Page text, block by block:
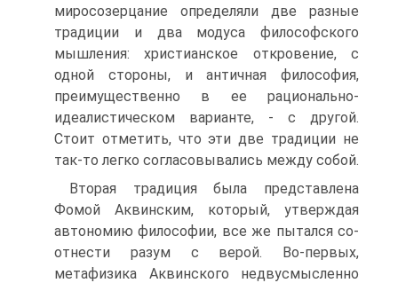
миросозерцание определяли две разные
традиции и два модуса философского
мышления: христианское откровение, с
одной стороны, и античная философия,
преимущественно в ее рационально-
идеалистическом варианте, - с другой.
Стоит от­метить, что эти две традиции не
так-то легко согласовывались между собой.
Вторая традиция была представлена
Фомой Аквинским, который, утверждая
автономию философии, все же пытался со­
отнести разум с верой. Во-первых,
метафизика Аквинского не­двусмысленно